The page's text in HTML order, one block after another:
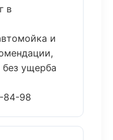
в
и
ущерба
84-98